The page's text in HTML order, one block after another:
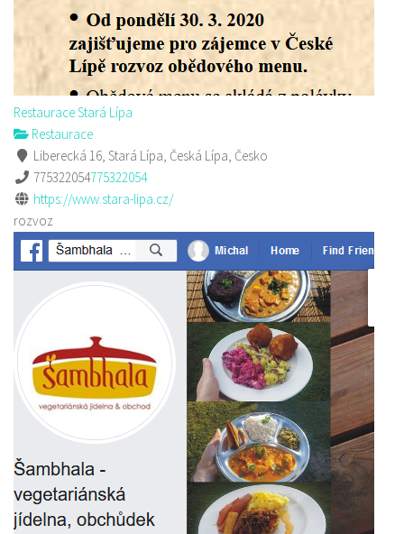
Restaurace Stará Lípa
Restaurace
Liberecká 16, Stará Lípa, Česká Lípa, Česko
775322054775322054
https://www.stara-lipa.cz/
rozvoz